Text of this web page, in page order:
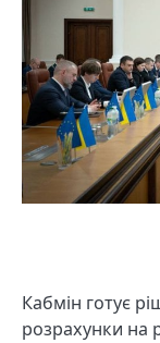
Кабмін готує
розрахунки на